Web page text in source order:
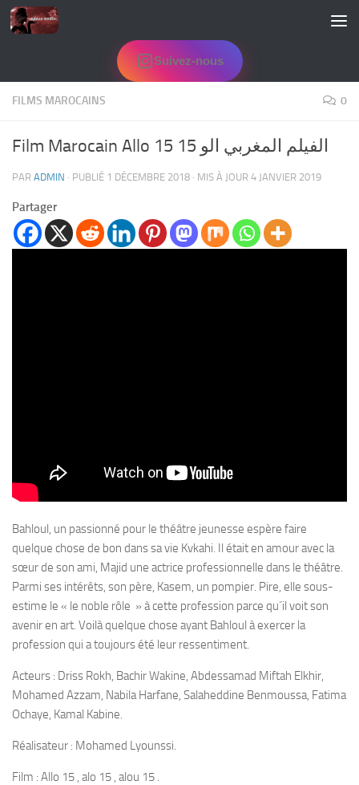
Skip to content
Suivez-nous
FILMS MAROCAINS 0
Film Marocain Allo 15 الفيلم المغربي الو 15
PAR ADMIN · PUBLIÉ 1 DÉCEMBRE 2018 · MIS À JOUR 4 JANVIER 2019
Partager
Bahloul, un passionné pour le théâtre jeunesse espère faire
quelque chose de bon dans sa vie Kvkahi. Il était en amour avec la
sœur de son ami, Majid une actrice professionnelle dans le théâtre.
Parmi ses intérêts, son père, Kasem, un pompier. Pire, elle sous-
estime le « le noble rôle » à cette profession parce qu´il voit son
avenir en art. Voilà quelque chose ayant Bahloul à exercer la
profession qui a toujours été leur ressentiment.
Acteurs : Driss Rokh, Bachir Wakine, Abdessamad Miftah Elkhir,
Mohamed Azzam, Nabila Harfane, Salaheddine Benmoussa, Fatima
Ochaye, Kamal Kabine.
Réalisateur : Mohamed Lyounssi.
Film : Allo 15 , alo 15 , alou 15 .